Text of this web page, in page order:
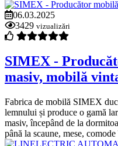
06.03.2025
3429 vizualizări
SIMEX -
masiv, mobilă
Fabrica de mobilă SIMEX
lemnului și produce o gamă
masiv, începând de la
până la scaune, mese,